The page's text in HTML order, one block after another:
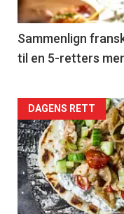
-
5
Sammenlign
til en 5-retters
Forsiden
akkurat
nå
-
DAGENS RETT